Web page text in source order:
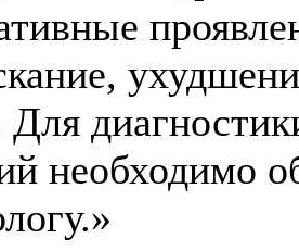
необходимо